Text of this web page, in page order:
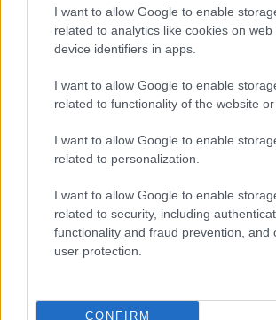
I want to allow Google to enable
related to analytics like cookies on web
device identifiers in apps.
I want to allow Google to enable
related to functionality of the website or
I want to allow Google to enable
related to personalization.
I want to allow Google to enable
related to security, including
functionality and fraud prevention, and
user protection.
CONFIRM
Ο Σπύρος Γραμμένος στην Τεχνόπολη
PODCASTS